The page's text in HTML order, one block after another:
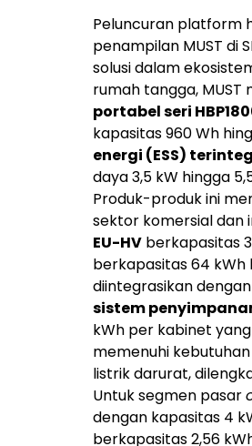
Peluncuran platform
penampilan MUST di
solusi dalam
rumah tangga, MUST
portabel seri
kapasitas 960 Wh
energi (ESS)
daya 3,5 kW hingga
Produk-produk ini
sektor komersial dan
EU-HV berkapasitas
berkapasitas 64 kWh
diintegrasikan
sistem
kWh per kabinet
memenuhi
listrik darurat,
Untuk segmen pasar
dengan kapasitas 4
berkapasitas 2,56